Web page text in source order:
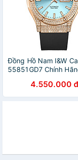
Đồng Hồ Nam I&W
55851GD7 Chính
Chống Xước Dây
Cấp BH 60T (Máy Cơ
4.550.000 đ